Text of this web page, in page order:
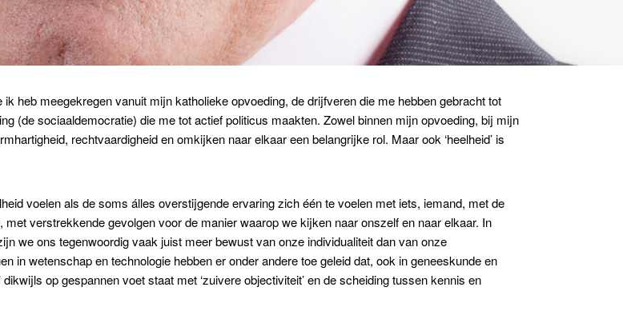
heb meegekregen vanuit mijn katholieke opvoeding, de drijfveren die me hebben gebracht tot
(de sociaaldemocratie) die me tot actief politicus maakten. Zowel binnen mijn opvoeding, bij mijn
rechtvaardigheid en omkijken naar elkaar een belangrijke rol. Maar ook ‘heelheid’ is
voelen als de soms álles overstijgende ervaring zich één te voelen met iets, iemand, met de
verstrekkende gevolgen voor de manier waarop we kijken naar onszelf en naar elkaar. In
we ons tegenwoordig vaak juist meer bewust van onze individualiteit dan van onze
in wetenschap en technologie hebben er onder andere toe geleid dat, ook in geneeskunde en
dikwijls op gespannen voet staat met ‘zuivere objectiviteit’ en de scheiding tussen kennis en